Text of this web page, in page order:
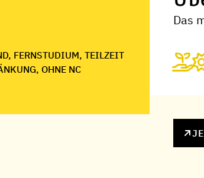
FERNSTUDIUM, TEILZEIT
OHNE NC
Das